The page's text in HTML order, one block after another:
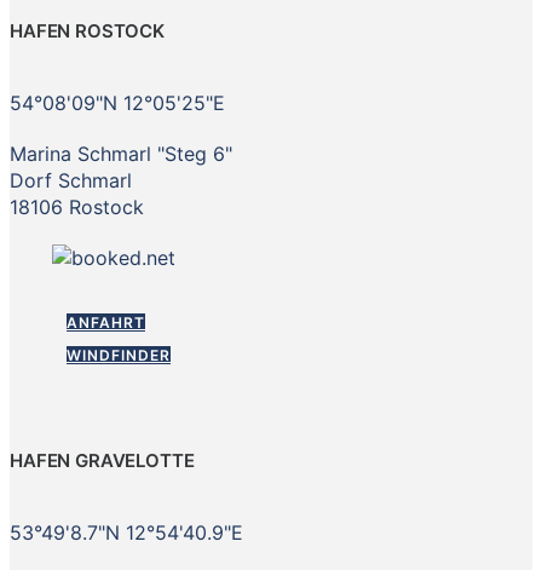
HAFEN ROSTOCK
54°08'09"N 12°05'25"E
Marina Schmarl "Steg 6"
Dorf Schmarl
18106 Rostock
ANFAHRT
WINDFINDER
HAFEN GRAVELOTTE
53°49'8.7"N 12°54'40.9"E